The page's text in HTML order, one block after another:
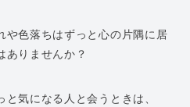
や色落ちはずっと心の片隅に居
ありませんか？
気になる人と会うときは、